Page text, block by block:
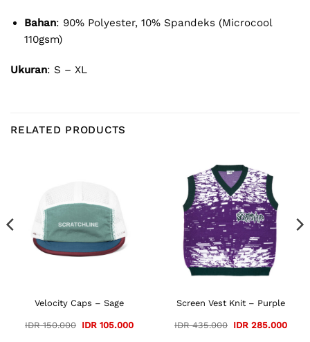
Bahan: 90% Polyester, 10% Spandeks (Microcool
110gsm)
Ukuran: S – XL
RELATED PRODUCTS
Velocity Caps – Sage
IDR150.000 Original
IDR105.000Current
Screen Vest Knit – Purple
IDR435.000 Original
IDR285.000